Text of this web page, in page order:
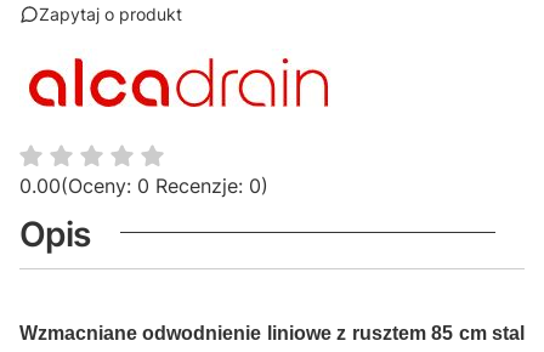
Zapytaj o produkt
0.00(Oceny: 0 Recenzje: 0)
Opis
Wzmacniane odwodnienie liniowe z rusztem 85 cm stal